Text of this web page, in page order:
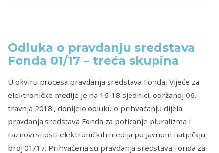
Odluka o pravdanju sredstava
Fonda 01/17 – treća skupina
U okviru procesa pravdanja sredstava Fonda, Vijeće za
elektroničke medije je na 16-18 sjednici, održanoj 06.
travnja 2018., donijelo odluku o prihvaćanju dijela
pravdanja sredstava Fonda za poticanje pluralizma i
raznovrsnosti elektroničkih medija po Javnom natječaju
broj 01/17. Prihvaćena su pravdanja sredstava Fonda za